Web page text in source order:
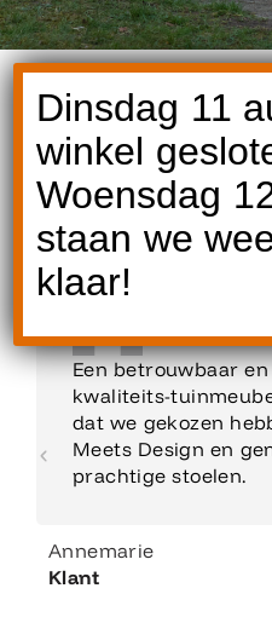
Een betrouwbaar
kwaliteits-
dat we gekozen
Meets Design en
prachtige stoelen.
Annemarie
Klant
Dinsdag 11
winkel
Woensdag
staan we
klaar!